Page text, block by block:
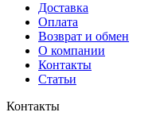
Доставка
Оплата
Возврат и обмен
О компании
Контакты
Статьи
Контакты